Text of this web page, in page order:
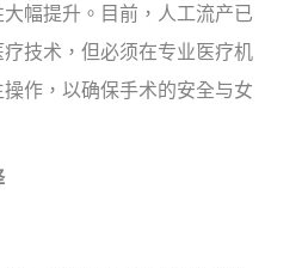
幅提升。目前，人工流产已
技术，但必须在专业医疗机
作，以确保手术的安全与女